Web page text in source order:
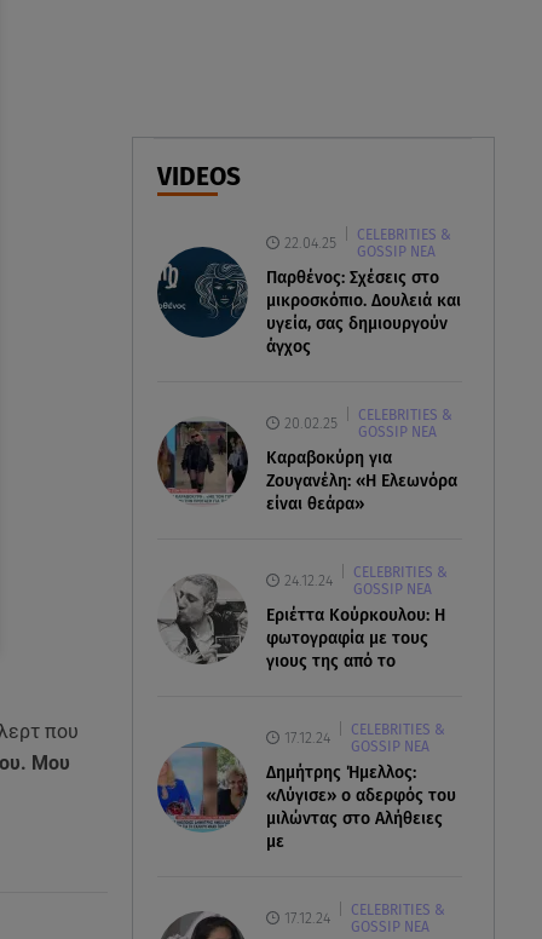
κούραση του χειμώνα»
06.08.26 , 20:04
Σαμοθράκη: Συγκλονιστική
διάσωση 15χρονης από
δύσβατο φαράγγι
VIDEOS
22.04.25
CELEBRITIES &
GOSSIP ΝΕΑ
Παρθένος: Σχέσεις στο
μικροσκόπιο. Δουλειά και
υγεία, σας δημιουργούν
άγχος
20.02.25
CELEBRITIES &
GOSSIP ΝΕΑ
Καραβοκύρη για
Ζουγανέλη: «Η Ελεωνόρα
είναι θεάρα»
24.12.24
CELEBRITIES &
GOSSIP ΝΕΑ
Εριέττα Κούρκουλου: Η
φωτογραφία με τους
γιους της από το
17.12.24
CELEBRITIES &
GOSSIP ΝΕΑ
Δημήτρης Ήμελλος:
«Λύγισε» ο αδερφός του
μιλώντας στο Αλήθειες
με
17.12.24
CELEBRITIES &
GOSSIP ΝΕΑ
που
Μου